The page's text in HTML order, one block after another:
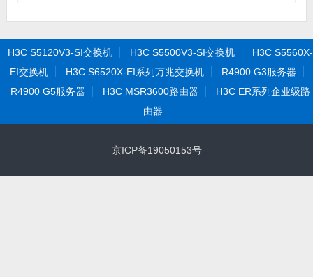
H3C S5120V3-SI交换机 H3C S5500V3-SI交换机
H3C S5560X-
EI交换机
H3C S6520X-EI系列万兆交换机
R4900 G3服务器
R4900 G5服务器
H3C MSR3600路由器
H3C ER系列企业级路
由器
京ICP备19050153号